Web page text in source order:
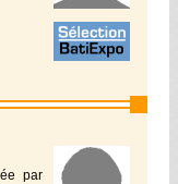
par